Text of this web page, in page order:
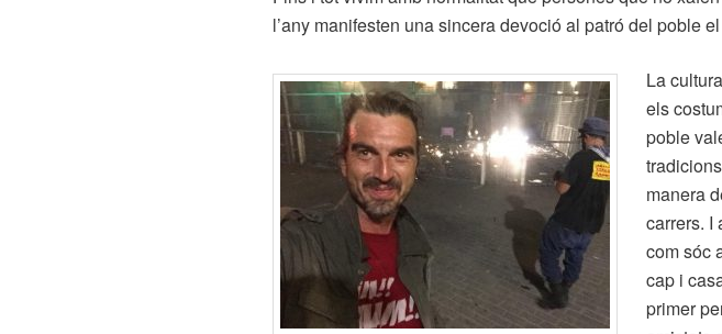
l’any manifesten una sincera devoció al patró del poble
La
els
poble
manera
carrers. I
com sóc
cap i
primer